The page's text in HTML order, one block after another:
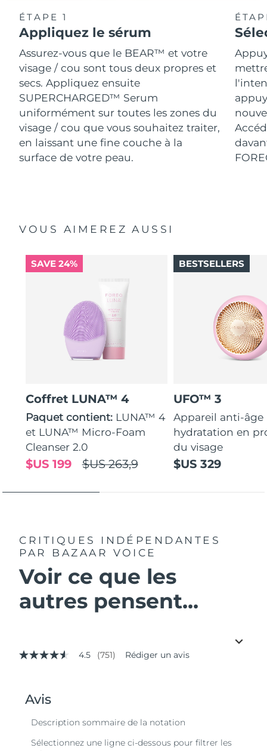
ÉTAPE 1
Appliquez le sérum
Assurez-vous que le BEAR™ et votre
visage / cou sont tous deux propres et
secs. Appliquez ensuite
SUPERCHARGED™ Serum
uniformément sur toutes les zones du
visage / cou que vous souhaitez traiter,
en laissant une fine couche à la
surface de votre peau.
VOUS AIMEREZ AUSSI
SAVE 24%
Coffret LUNA™ 4
Paquet contient: LUNA™ 4
et LUNA™ Micro-Foam
Cleanser 2.0
$US 263,9
$US 199
UFO™ 3
Appareil anti-
hydratation en
du visage
$US 329
BESTSELLERS
CRITIQUES INDÉPENDANTES
PAR BAZAAR VOICE
Voir ce que les
autres pensent...
4.5
valeur
de
note
Read
4.5 (751) Rédiger un avis